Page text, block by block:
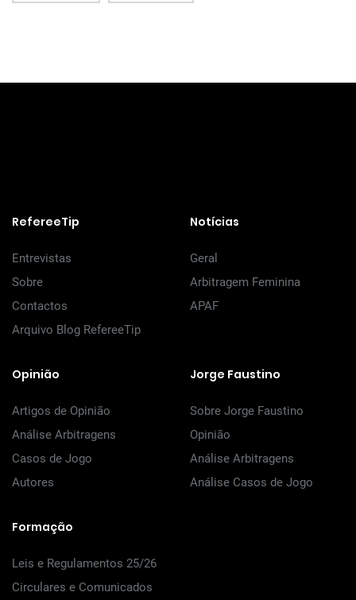
RefereeTip
Entrevistas
Sobre
Contactos
Arquivo Blog RefereeTip
Notícias
Geral
Arbitragem Feminina
APAF
Opinião
Artigos de Opinião
Análise Arbitragens
Casos de Jogo
Autores
Jorge Faustino
Sobre Jorge Faustino
Opinião
Análise Arbitragens
Análise Casos de Jogo
Formação
Leis e Regulamentos 25/26
Circulares e Comunicados